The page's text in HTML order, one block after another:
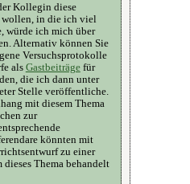
Kollegin diese
wollen, in die ich viel
würde ich mich über
Alternativ können Sie
Versuchsprotokolle
als Gastbeiträgefür
die ich dann unter
Stelle veröffentliche.
mit diesem Thema
zur
könnten mit
zu einer
Thema behandelt